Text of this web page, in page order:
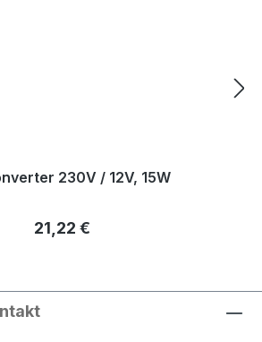
230V / 12V, 15W
Regulärer Preis:
21,22 €